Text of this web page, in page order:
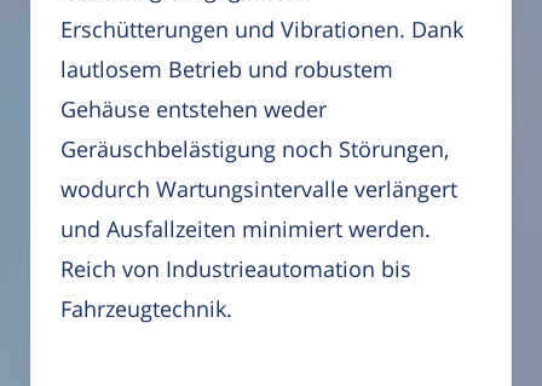
Erschütterungen und Vibrationen. Dank
lautlosem Betrieb und robustem
Gehäuse entstehen weder
Geräuschbelästigung noch Störungen,
wodurch Wartungsintervalle verlängert
und Ausfallzeiten minimiert werden.
Reich von Industrieautomation bis
Fahrzeugtechnik.